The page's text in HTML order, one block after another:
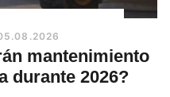
mantenimiento
durante 2026?